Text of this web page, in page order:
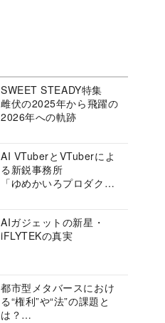
SWEET STEADY特集
雌伏の2025年から飛躍の
2026年への軌跡
AI VTuberとVTuberによ
る新鋭事務所
「ゆめかいろプロダクシ
AIガジェットの新星・
iFLYTEKの真実
都市型メタバースにおけ
る“権利”や“法”の課題と
は？